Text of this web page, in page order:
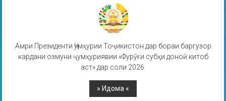
Амри Президенти Ҷумҳурии Тоҷикистон дар бораи баргузор
кардани озмуни ҷумҳуриявии «Фурӯғи субҳи доноӣ китоб
аст» дар соли 2026.